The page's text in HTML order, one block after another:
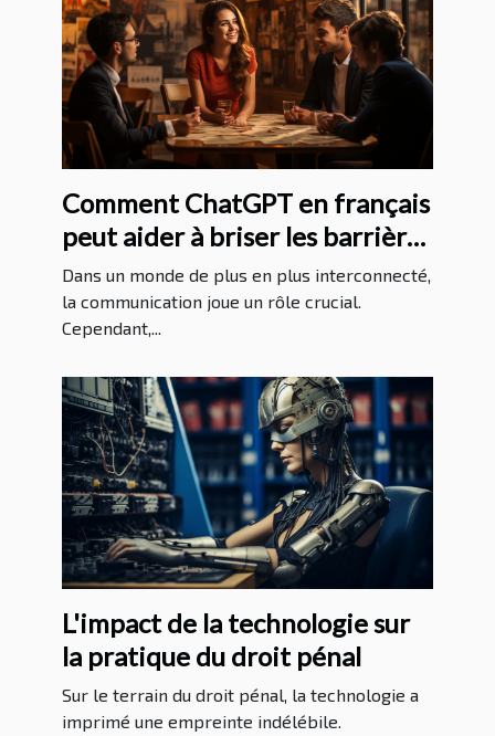
Comment ChatGPT en français
peut aider à briser les barrières
linguistiques
Dans un monde de plus en plus interconnecté,
la communication joue un rôle crucial.
Cependant,...
L'impact de la technologie sur
la pratique du droit pénal
Sur le terrain du droit pénal, la technologie a
imprimé une empreinte indélébile.